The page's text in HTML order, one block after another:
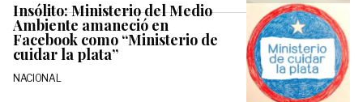
Insólito: Ministerio del Medio
Ambiente amaneció en
Facebook como “Ministerio de
cuidar la plata”
NACIONAL